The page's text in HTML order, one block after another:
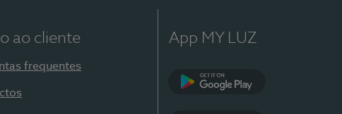
ao cliente
frequentes
App MY LUZ